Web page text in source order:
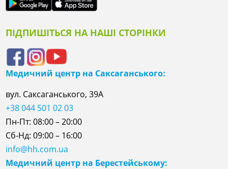
ПІДПИШІТЬСЯ НА НАШІ СТОРІНКИ
Медичний центр на Саксаганського:
вул. Саксаганського, 39А
+38 044 501 02 03
Пн-Пт: 08:00 – 20:00
Сб-Нд: 09:00 – 16:00
info@hh.com.ua
Медичний центр на Берестейському: